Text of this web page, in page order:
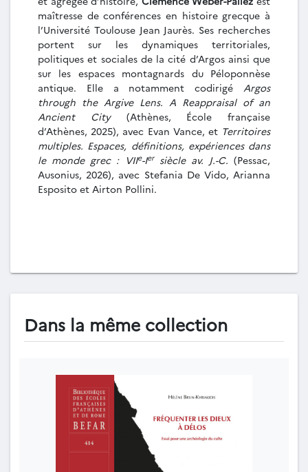
maîtresse de conférences en histoire grecque à
l’Université Toulouse Jean Jaurès. Ses recherches
portent sur les dynamiques territoriales,
politiques et sociales de la cité d’Argos ainsi que
sur les espaces montagnards du Péloponnèse
antique. Elle a notamment codirigé Argos
through the Argive Lens. A Reappraisal of an
Ancient City(Athènes, École française
d’Athènes, 2025), avec Evan Vance, et Territoires
multiples. Espaces, définitions, expériences dans
le monde grec : VIIe-Iersiècle av. J.-C. (Pessac,
Ausonius, 2026), avec Stefania De Vido, Arianna
Esposito et Airton Pollini.
Dans la même collection